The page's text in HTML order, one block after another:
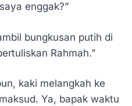
enggak?”
bungkusan putih di
Rahmah.”
kaki melangkah ke
Ya, bapak waktu